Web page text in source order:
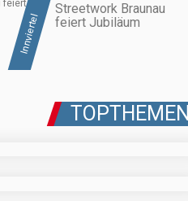
Innviertel
Streetwork Braunau
feiert Jubiläum
TOPTHEMEN